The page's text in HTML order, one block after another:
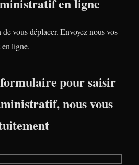
de vous déplacer. Envoyez nous vos
ligne.
pour saisir
nous vous